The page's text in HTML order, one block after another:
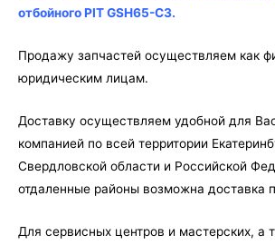
отбойного
GSH65-
C3
отбойного PIT GSH65-C3.
Продажу запчастей осуществляем как
юридическим лицам.
Доставку осуществляем удобной для
компанией по всей территории
Свердловской области и Российской
отдаленные районы возможна доставка
Для сервисных центров и мастерских, а